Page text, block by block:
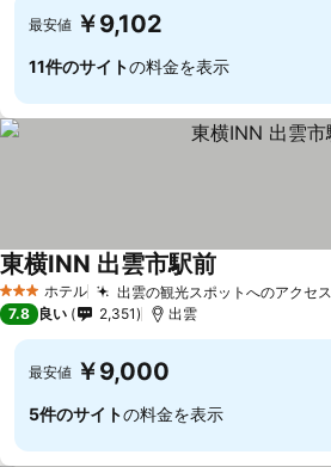
最安値 ￥9,102
11件のサイトの料金を表示
3 ホテルのランク
ホテル 出雲の観光スポットへのアクセス
東横INN 出雲市駅前
7.8 良い 2,351 出雲
最安値 ￥9,000
5件のサイトの料金を表示